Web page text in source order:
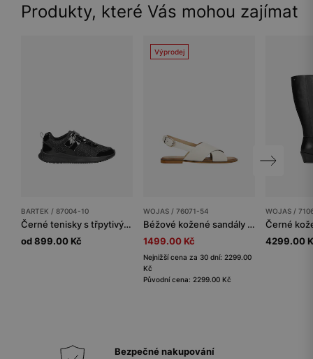
Produkty, které Vás mohou zajímat
BARTEK / 87004-10
Černé tenisky s třpytivým materiálem a lakovanými vložkami BARTEK 87004-10
od 899.00 Kč
Výprodej
WOJAS / 76071-54
Béžové kožené sandály z lícové kůže
1499.00 Kč
Nejnižší cena za 30 dní: 2299.00
Kč
Původní cena: 2299.00 Kč
WOJAS /
4299.00
Bezpečné nakupování